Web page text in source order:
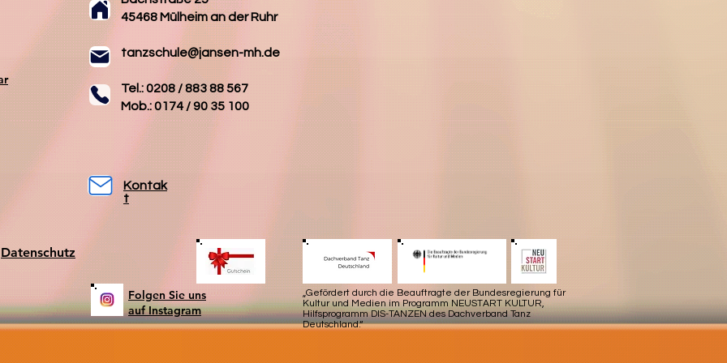
45468 Mülheim an der Ruhr
tanzschule@jansen-mh.de
Tel.: 0208 / 883 88 567
Mob.: 0174 / 90 35 100
Kontak
t
Datenschutz
Folgen Sie uns
auf Instagram
„Gefördert durch die Beauftragte der Bundesregierung für
Kultur und Medien im Programm NEUSTART KULTUR,
Hilfsprogramm DIS-TANZEN des Dachverband Tanz
Deutschland.“